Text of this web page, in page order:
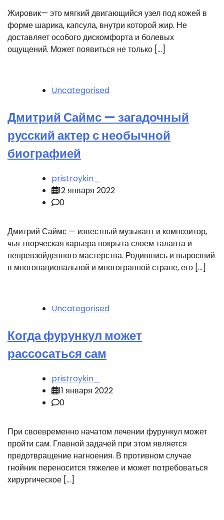
Жировик— это мягкий двигающийся узел под кожей в
форме шарика, капсула, внутри которой жир. Не
доставляет особого дискомфорта и болевых
ощущений. Может появиться не только […]
Uncategorised
Дмитрий Саймс — загадочный
русский актер с необычной
биографией
pristroykin_
12 января 2022
0
Дмитрий Саймс — известный музыкант и композитор,
чья творческая карьера покрыта слоем таланта и
непревзойденного мастерства. Родившись и выросший
в многонациональной и многогранной стране, его […]
Uncategorised
Когда фурункул может
рассосаться сам
pristroykin_
11 января 2022
0
При своевременно начатом лечении фурункул может
пройти сам. Главной задачей при этом является
предотвращение нагноения. В противном случае
гнойник переносится тяжелее и может потребоваться
хирургическое […]